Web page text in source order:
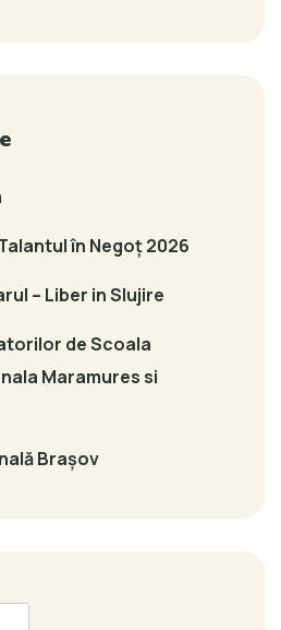
în Negoț 2026
– Liber in Slujire
de Scoala
Maramures si
Brașov